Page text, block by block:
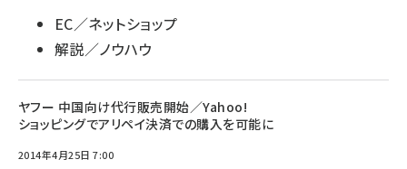
EC／ネットショップ
解説／ノウハウ
ヤフー 中国向け代行販売開始／Yahoo!
ショッピングでアリペイ決済での購入を可能に
2014年4月25日 7:00